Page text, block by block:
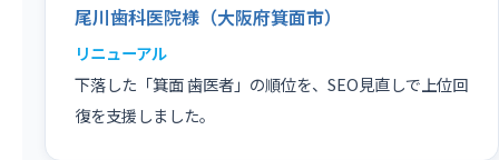
尾川歯科医院様（大阪府箕面市）
リニューアル
下落した「箕面 歯医者」の順位を、SEO見直しで上位回
復を支援しました。